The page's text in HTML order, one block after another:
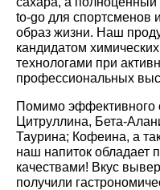
to-go для спортсменов
образ жизни. Наш
кандидатом
технологами при
профессиональных
Помимо эффективного
Цитруллина, Бета-
Таурина; Кофеина, а
наш напиток обладает
качествами! Вкус
получили